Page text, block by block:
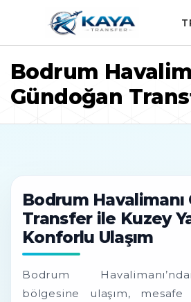
Bodrum
Gündoğan
Bodrum Havalimanı
Transfer ile Kuzey
Konforlu Ulaşım
Bodrum
bölgesine ulaşım,